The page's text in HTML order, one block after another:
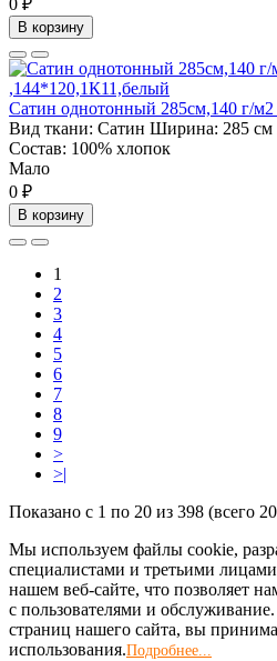
0 ₽
В корзину
Сатин однотонный 285см,140 г/
Вид ткани: Сатин Ширина: 285 см
Состав: 100% хлопок
Мало
0 ₽
В корзину
1
2
3
4
5
6
7
8
9
>
>|
Показано с 1 по 20 из 398 (всего
Мы используем файлы cookie,
специалистами и третьими
нашем веб-сайте, что позволяет
с пользователями и
страниц нашего сайта, вы
использования.Подробнее...